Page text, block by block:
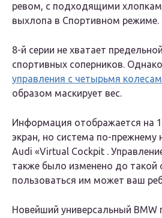
ревом, с подходящими
выхлопа в Спортивном режиме.
8-й серии не хватает
спортивных соперников.
управления с четырьмя
образом маскирует вес.
Информация отображается на
экран, но система по-прежнему
Audi «Virtual Cockpit .
также было изменено до такой
пользоваться им может ваш
Новейший универсальный